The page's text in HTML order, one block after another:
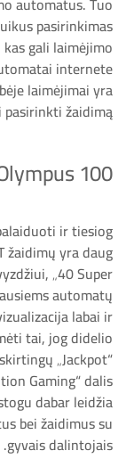
pasirinkimas
gali laimėjimo
internete
laimėjimai yra
žaidimą.
100
ir tiesiog
žaidimų yra daug
„40 Super
automatų
labai ir
tai, jog didelio
„Jackpot“
Gaming“ dalis
dabar leidžia
bei žaidimus su
gyvais dalintojais.